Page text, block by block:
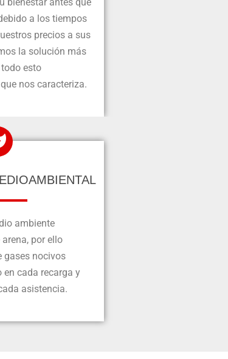
a los tiempos
precios a sus
la solución más
esto
nos caracteriza.
ambiente
por ello
gases nocivos
cada recarga y
asistencia.